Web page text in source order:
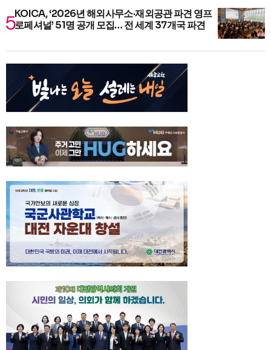
KOICA, ‘2026년 해외사무소·재외공관 파견 영프
로페셔널’ 51명 공개 모집… 전 세계 37개국 파견